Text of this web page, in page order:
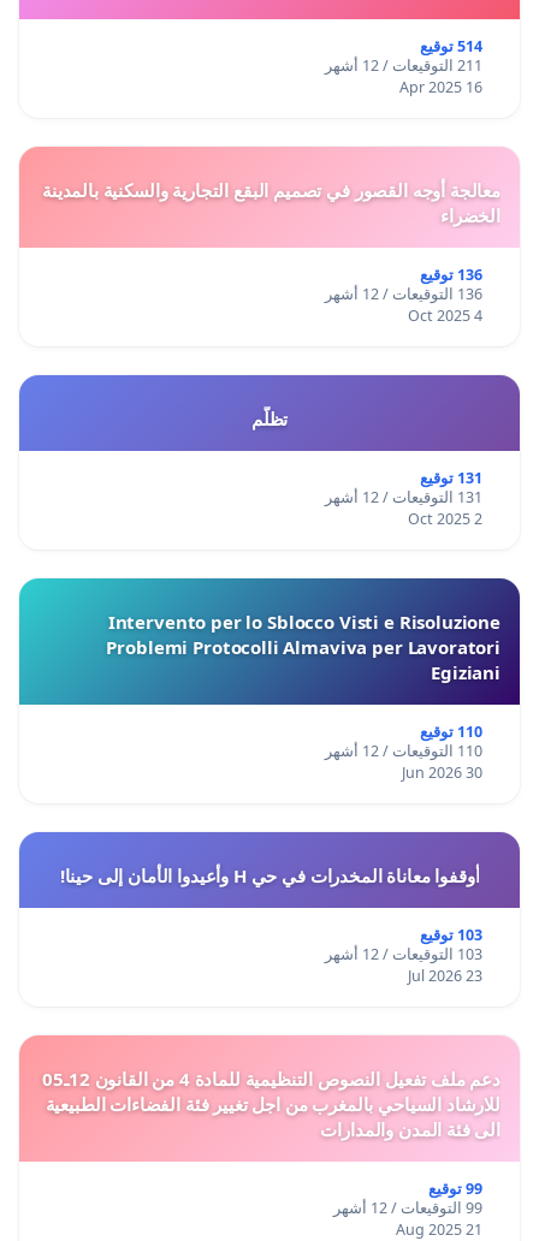
514 توقيع
211 التوقيعات / 12 أشهر
16 Apr 2025
معالجة أوجه القصور في تصميم البقع التجارية والسكنية بالمدينة
الخضراء
136 توقيع
136 التوقيعات / 12 أشهر
4 Oct 2025
تظلّم
131 توقيع
131 التوقيعات / 12 أشهر
2 Oct 2025
Intervento per lo Sblocco Visti e Risoluzione
Problemi Protocolli Almaviva per Lavoratori
Egiziani
110 توقيع
110 التوقيعات / 12 أشهر
30 Jun 2026
أوقفوا معاناة المخدرات في حي H وأعيدوا الأمان إلى حينا!
103 توقيع
103 التوقيعات / 12 أشهر
23 Jul 2026
دعم ملف تفعيل النصوص التنظيمية للمادة 4 من القانون 12ـ05
للارشاد السياحي بالمغرب من اجل تغيير فئة الفضاءات الطبيعية
الى فئة المدن والمدارات
99 توقيع
99 التوقيعات / 12 أشهر
21 Aug 2025